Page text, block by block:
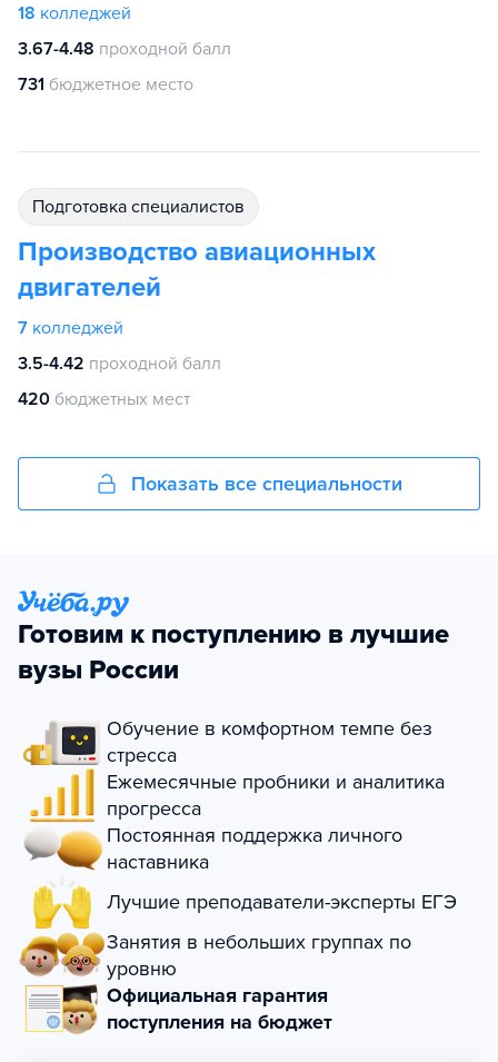
18 колледжей
3.67-4.48 проходной балл
731 бюджетное место
подготовка специалистов
Производство авиационных
двигателей
7 колледжей
3.5-4.42 проходной балл
420 бюджетных мест
Показать все специальности
Готовим к поступлению в лучшие
вузы России
Обучение в комфортном темпе без
стресса
Ежемесячные пробники и аналитика
прогресса
Постоянная поддержка личного
наставника
Лучшие преподаватели-эксперты ЕГЭ
Занятия в небольших группах по
уровню
Официальная гарантия
поступления на бюджет